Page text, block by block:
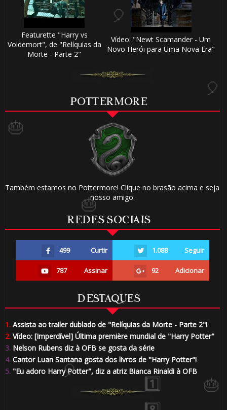
Featurette "Harry vs
Voldemort", de "Relíquias da
Morte - Parte 2"
Vídeo: "Newt Scamander - Um
Novo Herói para Uma Nova Era"
POTTERMORE
Também estamos no Pottermore! Clique no brasão acima e seja
nosso amigo.
REDES SOCIAIS
499 Curtir 1.088 Seguir
787 Assinar 92 Adicionar
DESTAQUES
1.Assista ao trailer dublado de "Relíquias da Morte - Parte 2"!
2.Vídeo: [Imperdível] Última première mundial de "Harry Potter"
3.Nelson Rubens diz à OFB se gosta da série
4.Cantor Luan Santana gosta dos livros de "Harry Potter"!
5."Eu adoro Harry Potter", diz a atriz Bianca Rinaldi à OFB
1️⃣ 8️⃣
🎂
🎈
1️⃣ 8️⃣
1️⃣ 8️⃣